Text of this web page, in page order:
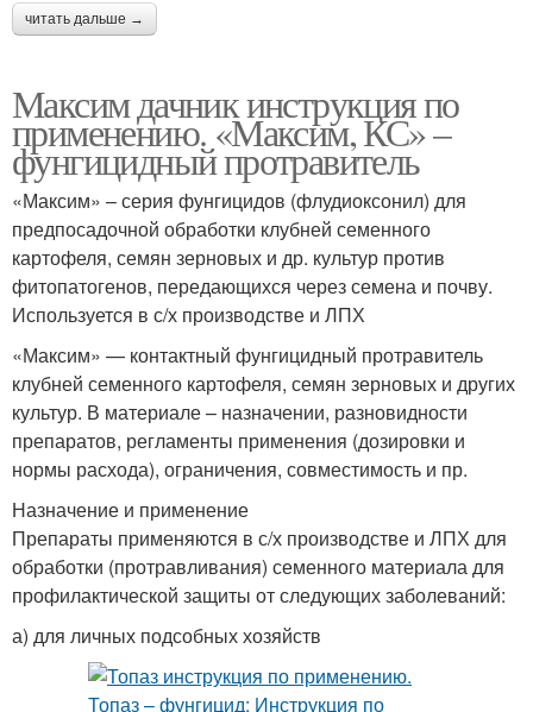
читать дальше →
Максим дачник инструкция по
применению. «Максим, КС» –
фунгицидный протравитель
«Максим» – серия фунгицидов (флудиоксонил) для
предпосадочной обработки клубней семенного
картофеля, семян зерновых и др. культур против
фитопатогенов, передающихся через семена и почву.
Используется в с/х производстве и ЛПХ
«Максим» — контактный фунгицидный протравитель
клубней семенного картофеля, семян зерновых и других
культур. В материале – назначении, разновидности
препаратов, регламенты применения (дозировки и
нормы расхода), ограничения, совместимость и пр.
Назначение и применение
Препараты применяются в с/х производстве и ЛПХ для
обработки (протравливания) семенного материала для
профилактической защиты от следующих заболеваний:
а) для личных подсобных хозяйств